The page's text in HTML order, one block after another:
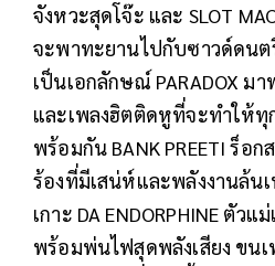
จังหวะสุดโจ๊ะ และ SLOT
จะพาทะยานไปกับซาวด์ดนต
เป็นเอกลักษณ์ PARADOX ม
และเพลงฮิตติดหูที่จะทำให้ทุ
พร้อมกัน BANK PREETI ร็อ
ร้องที่มีเสน่ห์และพลังงานล้น
เกาะ DA ENDORPHINE ตัว
พร้อมพ่นไฟสุดพลังเสียง ขน